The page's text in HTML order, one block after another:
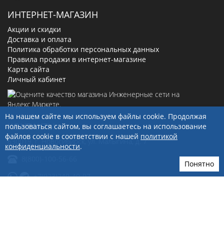
ИНТЕРНЕТ-МАГАЗИН
Акции и скидки
Доставка и оплата
Политика обработки персональных данных
Правила продажи в интернет-магазине
Карта сайта
Личный кабинет
КОНТАКТЫ
630019 , г.Новосибирск, ул. Малыгина, д. 7
+7(923)249-40-97
На нашем сайте мы используем файлы cookie. Продолжая
пользоваться сайтом, вы соглашаетесь на использование
файлов cookie в соответствии с нашей политикой
конфиденциальности.
Понятно